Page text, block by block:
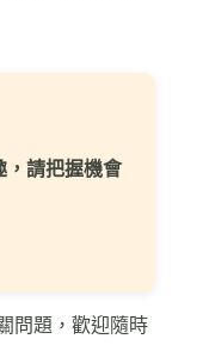
，請把握機會
問題，歡迎隨時